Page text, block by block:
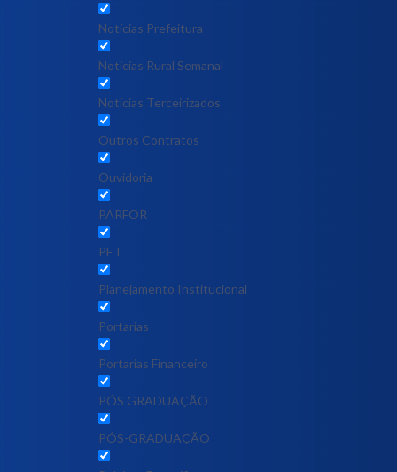
Notícias Prefeitura
Notícias Rural Semanal
Notícias Terceirizados
Outros Contratos
Ouvidoria
PARFOR
PET
Planejamento Institucional
Portarias
Portarias Financeiro
PÓS GRADUAÇÃO
PÓS-GRADUAÇÃO